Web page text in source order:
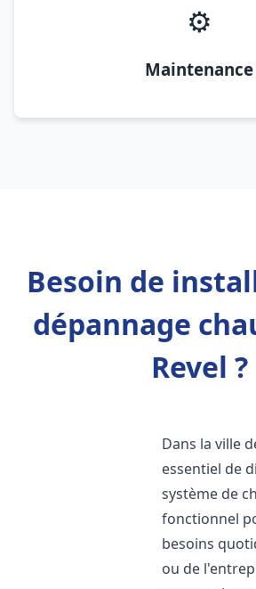
⚙️
Maintenance
Besoin de
dépannage
Revel ?
Dans la ville
essentiel de
système de
fonctionnel
besoins
ou de